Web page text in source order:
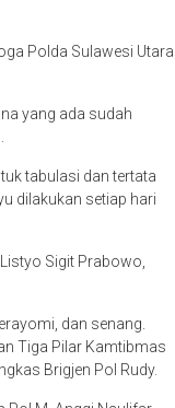
Polda Sulawesi Utara
yang ada sudah
tabulasi dan tertata
dilakukan setiap hari
Sigit Prabowo,
dan senang.
Tiga Pilar Kamtibmas
Brigjen Pol Rudy.